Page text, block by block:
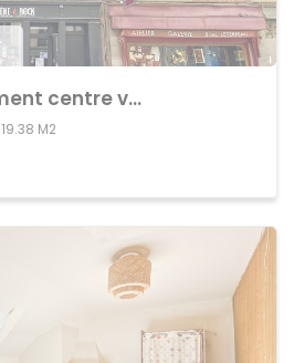
Achat Appartement centre ville
19.38 M2